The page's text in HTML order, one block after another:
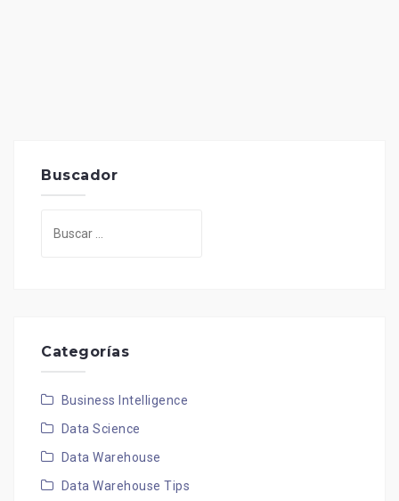
Buscador
Categorías
Business Intelligence
Data Science
Data Warehouse
Data Warehouse Tips